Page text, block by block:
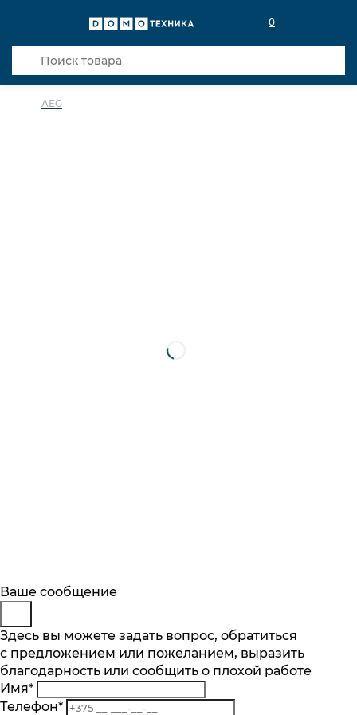
0
AEG
Описание
Отзывы
Основные характеристики
Тип варочной поверхности
индукция
Материал поверхности
Будьте в курсе
Подпишитесь на последние обновления
и узнавайте о новинках и специальных
предложениях первыми
Подписаться
Заказ обратного звонка
Представьтесь
Телефон*
Комментарий
Ваше сообщение
Здесь вы можете задать вопрос, обратиться
с предложением или пожеланием, выразить
благодарность или сообщить о плохой работе
Имя*
Телефон*